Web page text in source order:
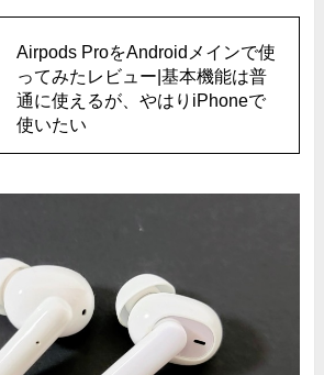
Airpods ProをAndroidメインで使
ってみたレビュー|基本機能は普
通に使えるが、やはりiPhoneで
使いたい